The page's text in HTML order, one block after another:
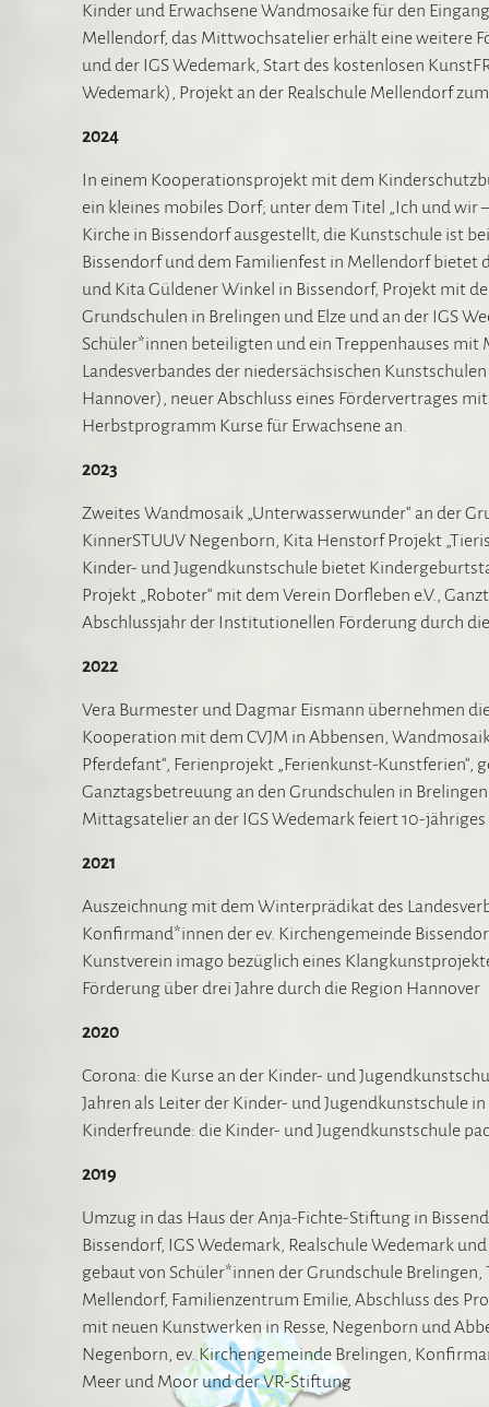
Kinder und Erwachsene Wandmosaike für den
Mellendorf, das Mittwochsatelier erhält eine weitere
und der IGS Wedemark, Start des kostenlosen
Wedemark), Projekt an der Realschule Mellendorf
2024
In einem Kooperationsprojekt mit dem
ein kleines mobiles Dorf; unter dem Titel „Ich und wir
Kirche in Bissendorf ausgestellt, die Kunstschule ist
Bissendorf und dem Familienfest in Mellendorf
und Kita Güldener Winkel in Bissendorf, Projekt mit
Grundschulen in Brelingen und Elze und an der IGS
Schüler*innen beteiligten und ein Treppenhauses mit
Landesverbandes der niedersächsischen
Hannover), neuer Abschluss eines Fördervertrages
Herbstprogramm Kurse für Erwachsene an.
2023
Zweites Wandmosaik „Unterwasserwunder“ an der
KinnerSTUUV Negenborn, Kita Henstorf Projekt
Kinder- und Jugendkunstschule bietet
Projekt „Roboter“ mit dem Verein Dorfleben e.V.,
Abschlussjahr der Institutionellen Förderung durch
2022
Vera Burmester und Dagmar Eismann übernehmen
Kooperation mit dem CVJM in Abbensen,
Pferdefant“, Ferienprojekt „Ferienkunst-Kunstferien“,
Ganztagsbetreuung an den Grundschulen in
Mittagsatelier an der IGS Wedemark feiert 10-
2021
Auszeichnung mit dem Winterprädikat des
Konfirmand*innen der ev. Kirchengemeinde
Kunstverein imago bezüglich eines
Förderung über drei Jahre durch die Region Hannover
2020
Corona: die Kurse an der Kinder- und
Jahren als Leiter der Kinder- und Jugendkunstschule
Kinderfreunde: die Kinder- und Jugendkunstschule
2019
Umzug in das Haus der Anja-Fichte-Stiftung in
Bissendorf, IGS Wedemark, Realschule Wedemark
gebaut von Schüler*innen der Grundschule
Mellendorf, Familienzentrum Emilie, Abschluss des
mit neuen Kunstwerken in Resse, Negenborn und
Negenborn, ev. Kirchengemeinde Brelingen,
Meer und Moor und der VR-Stiftung